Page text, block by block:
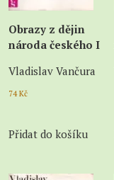
Obrazy z dějin
národa českého I
Vladislav Vančura
74Kč
Přidat do košíku